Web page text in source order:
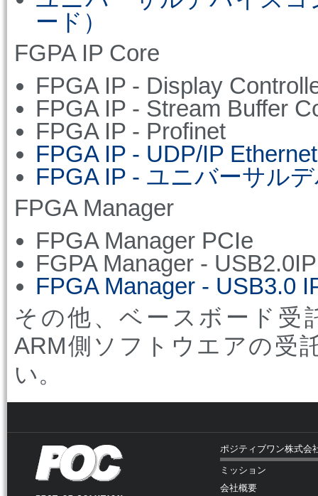
ード）
FGPA IP Core
FPGA IP - Display
FPGA IP - Stream Buffer
FPGA IP - Profinet
FPGA IP - UDP/IP Ethernet
FPGA IP - ユニバーサル
FPGA Manager
FPGA Manager PCIe
FGPA Manager - USB2.0IP
FPGA Manager - USB3.0
その他、ベースボード受
ARM側ソフトウエアの受
い。
ポジティブワン株式会
ミッション
会社概要